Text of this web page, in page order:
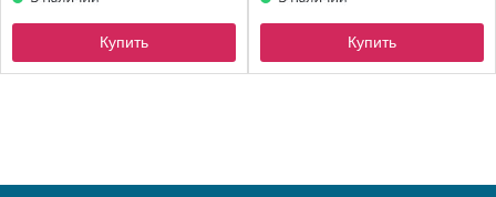
Купить Купить